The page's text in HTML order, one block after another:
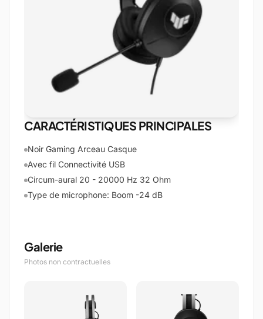
CARACTÉRISTIQUES PRINCIPALES
Noir Gaming Arceau Casque
Avec fil Connectivité USB
Circum-aural 20 - 20000 Hz 32 Ohm
Type de microphone: Boom -24 dB
Galerie
Photos non contractuelles